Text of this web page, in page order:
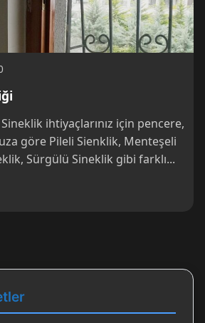
ihtiyaçlarınız için pencere,
göre Pileli Sienklik, Menteşeli
Sürgülü Sineklik gibi farklı...